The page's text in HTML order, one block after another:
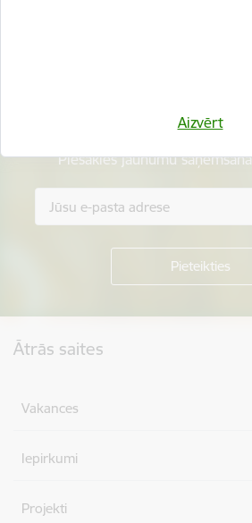
Aizvērt
Esi pirmais, kurš
Piesakies jaunumu
Ātrās saites
Vakances
Iepirkumi
Projekti